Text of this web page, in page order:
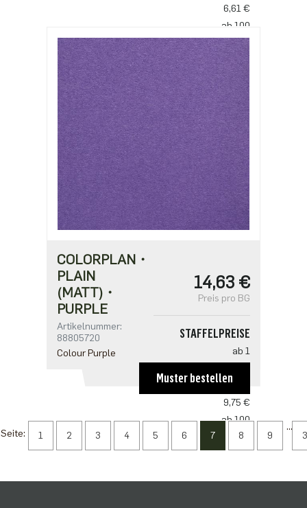
6,61 €
ab 100
6,39 €
ab 250
5,51 €
ab 500
4,40 €
COLORPLAN・
PLAIN
(MATT)・
PURPLE
Artikelnummer:
88805720
Colour Purple
14,63 €
Preis pro BG
STAFFELPREISE
ab 1
ab 50
9,75 €
ab 100
9,43 €
ab 250
Muster bestellen
Seite: 1 2 3 4 5 6 7 8 9
...